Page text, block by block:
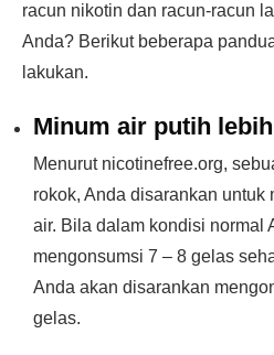
racun nikotin dan racun-racun
Anda? Berikut beberapa
lakukan.
Minum air putih
Menurut nicotinefree.org,
rokok, Anda disarankan untuk
air. Bila dalam kondisi normal
mengonsumsi 7 – 8 gelas
Anda akan disarankan
gelas.